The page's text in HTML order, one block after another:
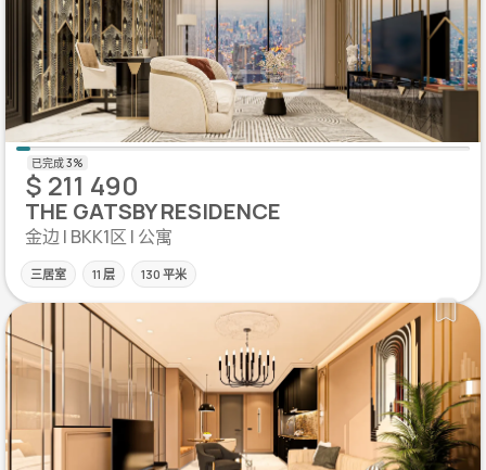
$ 211 490
THE GATSBY RESIDENCE
金边 | BKK1区 | 公寓
三居室 11 层 130 平米